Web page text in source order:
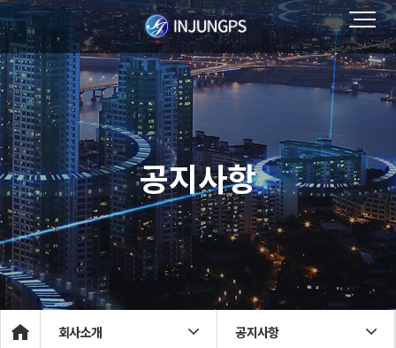
공지사항
회사소개 공지사항